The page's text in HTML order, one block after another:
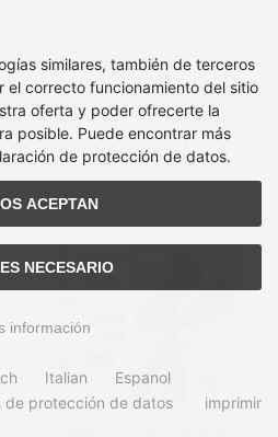
Epson 500-Sheet Paper
Cassette
Tiempo de entrega:
inventario, 2-4 dias
304,01 €
similares, también de terceros
el correcto funcionamiento del sitio
oferta y poder ofrecerte la
posible. Puede encontrar más
de protección de datos.
ACEPTAN
NECESARIO
información
Italian
Espanol
de protección de datos
imprimir